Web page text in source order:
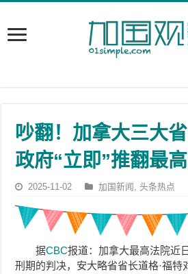
吵翻！加拿大三大
政府“立即”推翻最高
2025-11-02 加国新闻 ,头条热点
据CBC报道：加拿大最高法院近
刑期的判决，安大略省省长道格·福特